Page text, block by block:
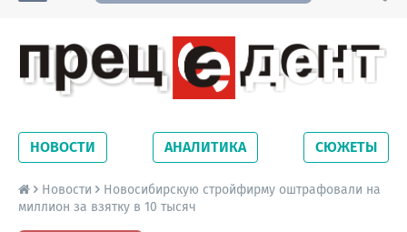
Новосибирской области. Читайте свежие
новости на сайте сетевого издания
Precedent.
НОВОСТИ АНАЛИТИКА СЮЖЕТЫ
Новости
Новосибирскую стройфирму оштрафовали на
миллион за взятку в 10 тысяч